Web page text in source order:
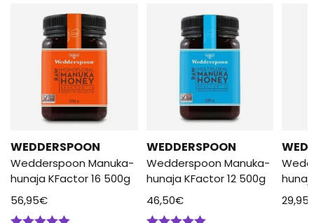
WEDDERSPOON
Wedderspoon Manuka-
hunaja KFactor 16 500g
56,95€
WEDDERSPOON
Wedderspoon Manuka-
hunaja KFactor 12 500g
46,50€
29,95